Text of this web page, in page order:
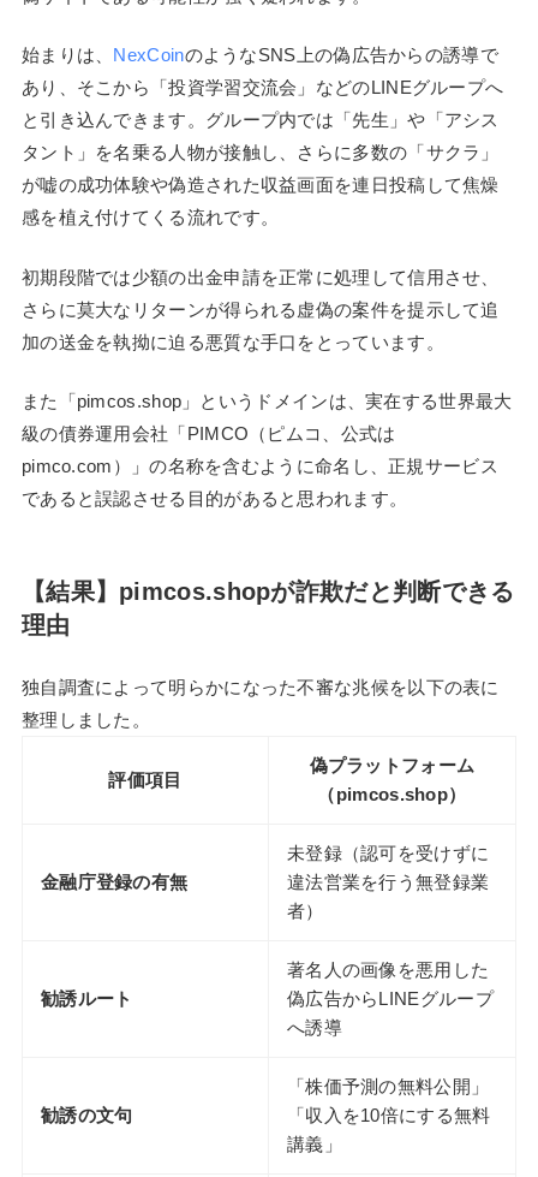
始まりは、 NexCoinのようなSNS上の偽広告からの誘導で
あり、そこから「投資学習交流会」などのLINEグループへ
と引き込んできます。グループ内では「先生」や「アシス
タント」を名乗る人物が接触し、さらに多数の「サクラ」
が嘘の成功体験や偽造された収益画面を連日投稿して焦燥
感を植え付けてくる流れです。
初期段階では少額の出金申請を正常に処理して信用させ、
さらに莫大なリターンが得られる虚偽の案件を提示して追
加の送金を執拗に迫る悪質な手口をとっています。
また「pimcos.shop」というドメインは、実在する世界最大
級の債券運用会社「PIMCO（ピムコ、公式は
pimco.com）」の名称を含むように命名し、正規サービス
であると誤認させる目的があると思われます。
【結果】pimcos.shopが詐欺だと判断できる
理由
独自調査によって明らかになった不審な兆候を以下の表に
整理しました。
評価項目
偽プラットフォーム
（pimcos.shop）
金融庁登録の有無
未登録（認可を受けずに
違法営業を行う無登録業
者）
勧誘ルート
著名人の画像を悪用した
偽広告からLINEグループ
へ誘導
勧誘の文句
「株価予測の無料公開」
「収入を10倍にする無料
講義」